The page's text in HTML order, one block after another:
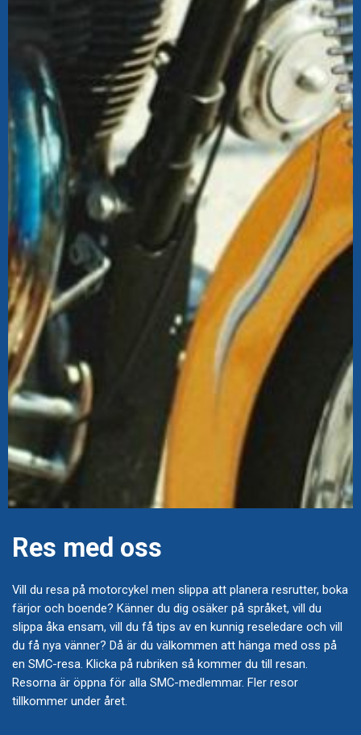
Res med oss
Vill du resa på motorcykel men slippa att planera resrutter, boka
färjor och boende? Känner du dig osäker på språket, vill du
slippa åka ensam, vill du få tips av en kunnig reseledare och vill
du få nya vänner? Då är du välkommen att hänga med oss på
en SMC-resa. Klicka på rubriken så kommer du till resan.
Resorna är öppna för alla SMC-medlemmar. Fler resor
tillkommer under året.